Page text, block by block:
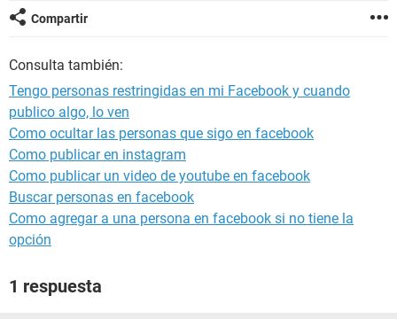
Compartir
Consulta también:
Tengo personas restringidas en mi Facebook y cuando
publico algo, lo ven
Como ocultar las personas que sigo en facebook
Como publicar en instagram
Como publicar un video de youtube en facebook
Buscar personas en facebook
Como agregar a una persona en facebook si no tiene la
opción
1 respuesta